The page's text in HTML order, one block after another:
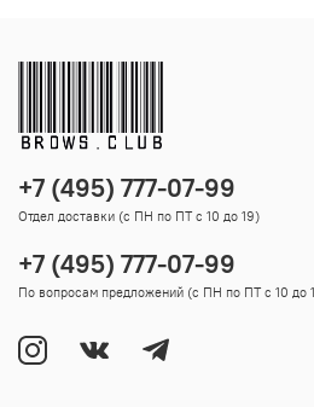
+7 (495) 777-07-99
Отдел доставки (с ПН по ПТ с 10 до 19)
+7 (495) 777-07-99
По вопросам предложений (с ПН по ПТ с 10 до